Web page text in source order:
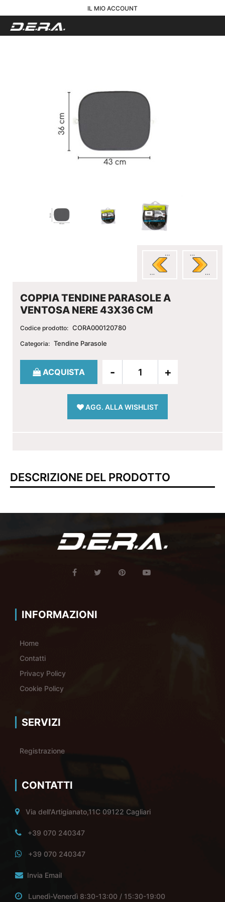
IL MIO ACCOUNT
COPPIA TENDINE PARASOLE A
VENTOSA NERE 43X36 CM
Codice prodotto: CORA000120780
Categoria: Tendine Parasole
Quantità
ACQUISTA
AGG. ALLA WISHLIST
DESCRIZIONE DEL PRODOTTO
INFORMAZIONI
Home
Contatti
Privacy Policy
Cookie Policy
SERVIZI
Registrazione
CONTATTI
Via dell'Artigianato,11C 09122 Cagliari
+39 070 240347
+39 070 240347
Invia Email
Lunedì-Venerdì 8:30-13:00 / 15:30-19:00